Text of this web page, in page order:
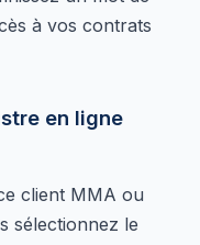
à vos contrats
en ligne
client MMA ou
sélectionnez le